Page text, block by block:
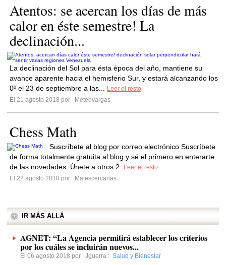
Atentos: se acercan los días de más
calor en éste semestre! La
declinación...
La declinación del Sol para ésta época del año, mantiene su
avance aparente hacia el hemisferio Sur, y estará alcanzando los
0º el 23 de septiembre a las...
Leer el resto
El 21 agosto 2018 por
Meteovargas
Chess Math
Suscríbete al blog por correo electrónico Suscríbete
de forma totalmente gratuita al blog y sé el primero en enterarte
de las novedades. Únete a otros 2.
Leer el resto
El 22 agosto 2018 por
Matescercanas
IR MÁS ALLÁ
AGNET: “La Agencia permitirá establecer los criterios
por los cuáles se incluirán nuevos...
El 06 agosto 2018 por Jguerra : Salud y Bienestar